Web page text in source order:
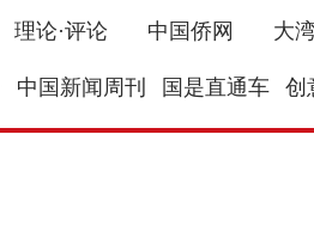
理论·评论 中国侨网 大
中国新闻周刊 国是直通车 创